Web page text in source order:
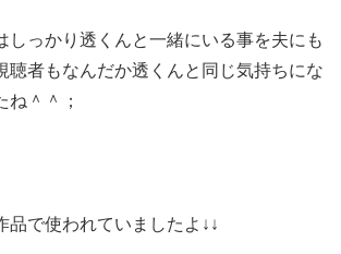
しっかり透くんと一緒にいる事を夫にも
聴者もなんだか透くんと同じ気持ちにな
ね＾＾；
品で使われていましたよ↓↓